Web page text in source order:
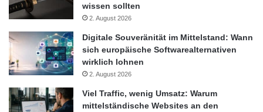
wissen sollten
2. August 2026
Digitale Souveränität im Mittelstand: Wann
sich europäische Softwarealternativen
wirklich lohnen
2. August 2026
Viel Traffic, wenig Umsatz: Warum
mittelständische Websites an den